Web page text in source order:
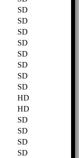
SD
SD
SD
SD
SD
SD
SD
SD
HD
HD
SD
SD
SD
SD